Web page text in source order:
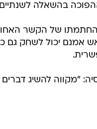
החתמתו של הקשר
טראש אמנם יכול לשחק גם
"מקווה להשיג דברים